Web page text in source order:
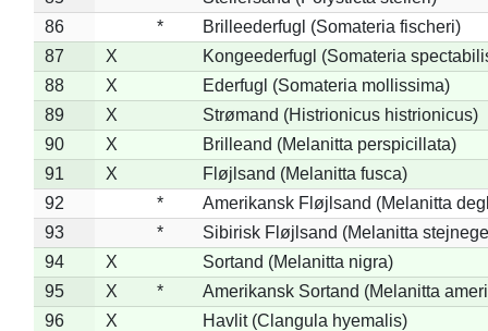
86
*
Brilleederfugl (Somateria fischeri)
87
X
Kongeederfugl (Somateria
88
X
Ederfugl (Somateria mollissima)
89
X
Strømand (Histrionicus histrionicus)
90
X
Brilleand (Melanitta perspicillata)
91
X
Fløjlsand (Melanitta fusca)
92
*
Amerikansk Fløjlsand (Melanitta
93
*
Sibirisk Fløjlsand (Melanitta
94
X
Sortand (Melanitta nigra)
95
X *
Amerikansk Sortand (Melanitta
96
X
Havlit (Clangula hyemalis)